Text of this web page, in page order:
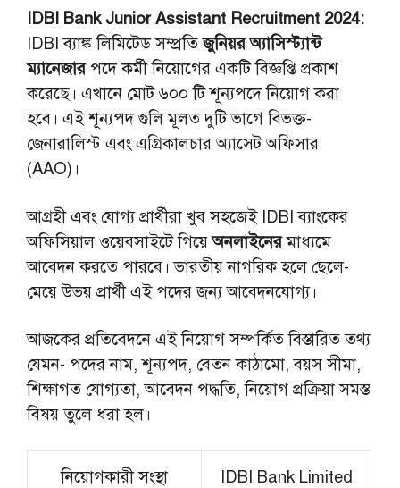
IDBI Bank Junior Assistant Recruitment 2024:
IDBI ব্যাঙ্ক লিমিটেড সম্প্রতিজুনিয়র অ্যাসিস্ট্যান্ট
ম্যানেজারপদে কর্মী নিয়োগের একটি বিজ্ঞপ্তি প্রকাশ
করেছে। এখানে মোট ৬০০ টি শূন্যপদে নিয়োগ করা
হবে। এই শূন্যপদ গুলি মূলত দুটি ভাগে বিভক্ত-
জেনারালিস্ট এবং এগ্রিকালচার অ্যাসেট অফিসার
(AAO)।
আগ্রহী এবং যোগ্য প্রার্থীরা খুব সহজেই IDBI ব্যাংকের
অফিসিয়াল ওয়েবসাইটে গিয়েঅনলাইনেরমাধ্যমে
আবেদন করতে পারবে। ভারতীয় নাগরিক হলে ছেলে-
মেয়ে উভয় প্রার্থী এই পদের জন্য আবেদনযোগ্য।
আজকের প্রতিবেদনে এই নিয়োগ সম্পর্কিত বিস্তারিত তথ্য
যেমন- পদের নাম, শূন্যপদ, বেতন কাঠামো, বয়স সীমা,
শিক্ষাগত যোগ্যতা, আবেদন পদ্ধতি, নিয়োগ প্রক্রিয়া সমস্ত
বিষয় তুলে ধরা হল।
নিয়োগকারী সংস্থা IDBI Bank Limited